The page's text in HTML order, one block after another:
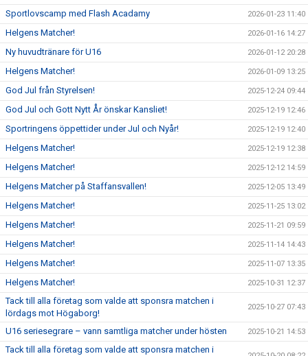
Sportlovscamp med Flash Acadamy 2026-01-23 11:40
Helgens Matcher! 2026-01-16 14:27
Ny huvudtränare för U16 2026-01-12 20:28
Helgens Matcher! 2026-01-09 13:25
God Jul från Styrelsen! 2025-12-24 09:44
God Jul och Gott Nytt År önskar Kansliet! 2025-12-19 12:46
Sportringens öppettider under Jul och Nyår! 2025-12-19 12:40
Helgens Matcher! 2025-12-19 12:38
Helgens Matcher! 2025-12-12 14:59
Helgens Matcher på Staffansvallen! 2025-12-05 13:49
Helgens Matcher! 2025-11-25 13:02
Helgens Matcher! 2025-11-21 09:59
Helgens Matcher! 2025-11-14 14:43
Helgens Matcher! 2025-11-07 13:35
Helgens Matcher! 2025-10-31 12:37
Tack till alla företag som valde att sponsra matchen i
lördags mot Högaborg!
2025-10-27 07:43
U16 seriesegrare – vann samtliga matcher under hösten 2025-10-21 14:53
Tack till alla företag som valde att sponsra matchen i